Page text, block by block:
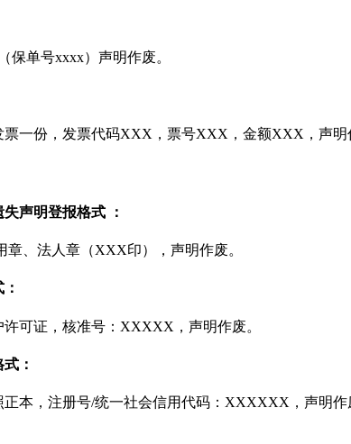
单号xxxx）声明作废。
一份，发票代码XXX，票号XXX，金额XXX，声明
声明登报格式 ：
、法人章（XXX印），声明作废。
可证，核准号：XXXXX，声明作废。
：
本，注册号/统一社会信用代码：XXXXXX，声明作